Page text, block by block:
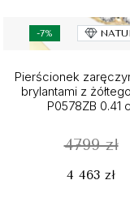
-7%
Pierścionek
brylantami z
P0578ZB 0.41
4799 zł
4 463 zł